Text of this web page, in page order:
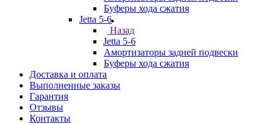
Буферы хода сжатия
Jetta 5-6
Назад
Jetta 5-6
Амортизаторы задней подвески
Буферы хода сжатия
Доставка и оплата
Выполненные заказы
Гарантия
Отзывы
Контакты